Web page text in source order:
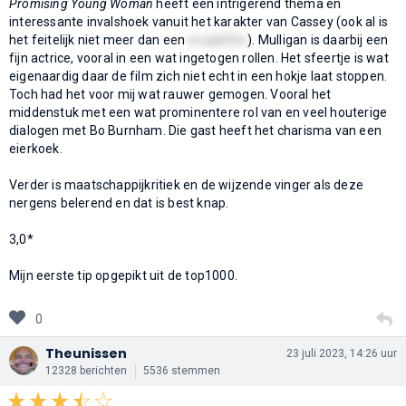
Promising Young Woman heeft een intrigerend thema en
interessante invalshoek vanuit het karakter van Cassey (ook al is
het feitelijk niet meer dan een
wraakfilm). Mulligan is daarbij een
fijn actrice, vooral in een wat ingetogen rollen. Het sfeertje is wat
eigenaardig daar de film zich niet echt in een hokje laat stoppen.
Toch had het voor mij wat rauwer gemogen. Vooral het
middenstuk met een wat prominentere rol van en veel houterige
dialogen met Bo Burnham. Die gast heeft het charisma van een
eierkoek.
Verder is maatschappijkritiek en de wijzende vinger als deze
nergens belerend en dat is best knap.
3,0*
Mijn eerste tip opgepikt uit de top1000.
0
Theunissen
12328 berichten 5536 stemmen
23 juli 2023, 14:26 uur